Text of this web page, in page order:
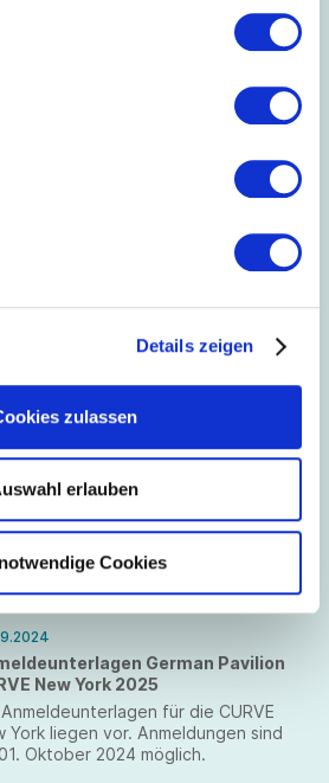
Details zeigen
zulassen
erlauben
Cookies
Messe IFAT 2026 in
ist eine Sonderfläche unter dem
von Textil- und
und Accessoires) nach Singapur
Pavilion „The Hotel Show” in
Hotel Show“. Anmeldungen für den
Pavilion sind jetzt möglich.
German Pavilion
New York 2025
für die CURVE
York liegen vor. Anmeldungen sind
Oktober 2024 möglich.